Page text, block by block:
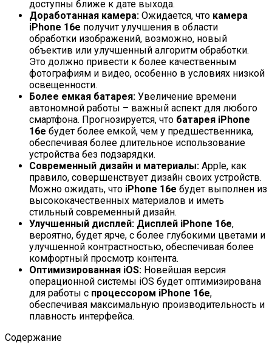
доступны ближе к дате выхода.
Доработанная камера: Ожидается, что камера
iPhone 16e получит улучшения в области
обработки изображений, возможно, новый
объектив или улучшенный алгоритм обработки.
Это должно привести к более качественным
фотографиям и видео, особенно в условиях низкой
освещенности.
Более емкая батарея: Увеличение времени
автономной работы – важный аспект для любого
смартфона. Прогнозируется, что батарея iPhone
16e будет более емкой, чем у предшественника,
обеспечивая более длительное использование
устройства без подзарядки.
Современный дизайн и материалы: Apple, как
правило, совершенствует дизайн своих устройств.
Можно ожидать, что iPhone 16e будет выполнен из
высококачественных материалов и иметь
стильный современный дизайн.
Улучшенный дисплей: Дисплей iPhone 16e,
вероятно, будет ярче, с более глубокими цветами и
улучшенной контрастностью, обеспечивая более
комфортный просмотр контента.
Оптимизированная iOS: Новейшая версия
операционной системы iOS будет оптимизирована
для работы с процессором iPhone 16e,
обеспечивая максимальную производительность и
плавность интерфейса.
Содержание